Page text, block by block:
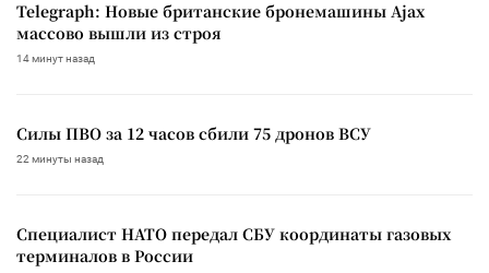
Telegraph: Новые британские бронемашины Ajax
массово вышли из строя
14 минут назад
Силы ПВО за 12 часов сбили 75 дронов ВСУ
22 минуты назад
Специалист НАТО передал СБУ координаты газовых
терминалов в России